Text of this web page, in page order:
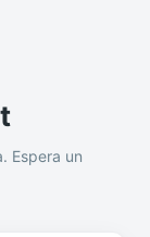
Espera un